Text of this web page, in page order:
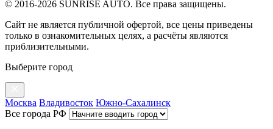
© 2016-2026 SUNRISE AUTO. Все права защищены.
Сайт не является публичной офертой, все цены приведены
только в ознакомительных целях, а расчёты являются
приблизительными.
Выберите город
Москва Владивосток Южно-Сахалинск
Все города РФ